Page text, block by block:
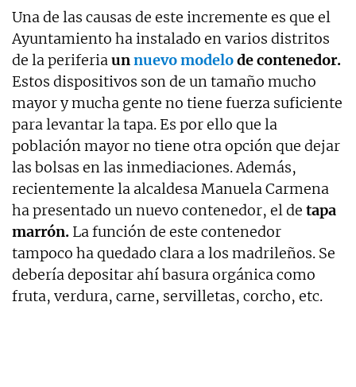
Una de las causas de este incremente es que el
Ayuntamiento ha instalado en varios distritos
de la periferiaunnuevo modelode contenedor.
Estos dispositivos son de un tamaño mucho
mayor y mucha gente no tiene fuerza suficiente
para levantar la tapa. Es por ello que la
población mayor no tiene otra opción que dejar
las bolsas en las inmediaciones. Además,
recientemente la alcaldesa Manuela Carmena
ha presentado un nuevo contenedor, el de tapa
marrón. La función de este contenedor
tampoco ha quedado clara a los madrileños. Se
debería depositar ahí basura orgánica como
fruta, verdura, carne, servilletas, corcho, etc.